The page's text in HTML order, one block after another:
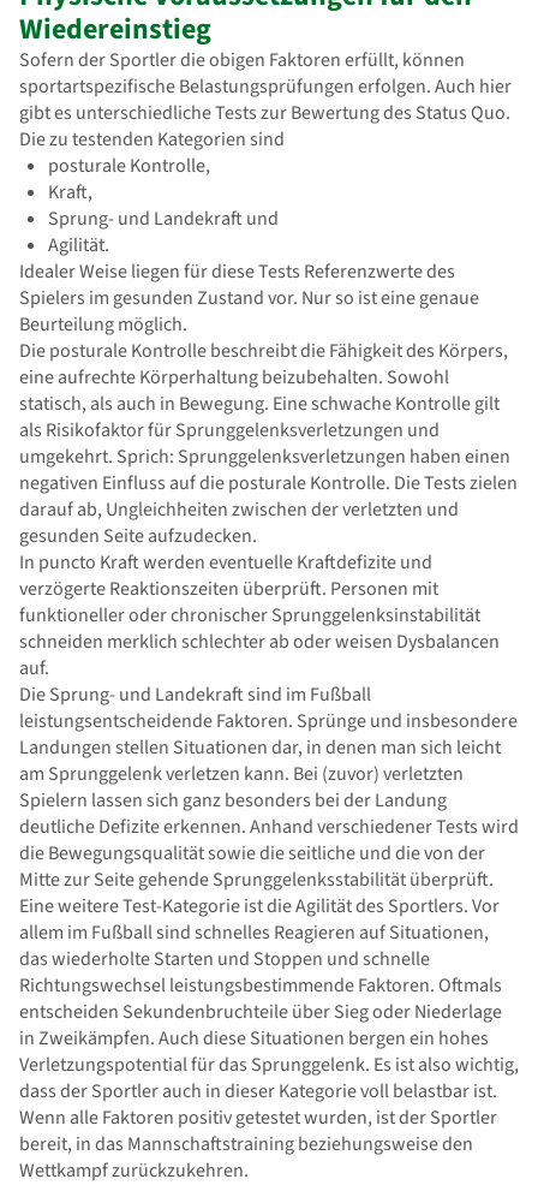
Wiedereinstieg
Sofern der Sportler die obigen Faktoren erfüllt, können
sportartspezifische Belastungsprüfungen erfolgen. Auch hier
gibt es unterschiedliche Tests zur Bewertung des Status Quo.
Die zu testenden Kategorien sind
posturale Kontrolle,
Kraft,
Sprung- und Landekraft und
Agilität.
Idealer Weise liegen für diese Tests Referenzwerte des
Spielers im gesunden Zustand vor. Nur so ist eine genaue
Beurteilung möglich.
Die posturale Kontrolle beschreibt die Fähigkeit des Körpers,
eine aufrechte Körperhaltung beizubehalten. Sowohl
statisch, als auch in Bewegung. Eine schwache Kontrolle gilt
als Risikofaktor für Sprunggelenksverletzungen und
umgekehrt. Sprich: Sprunggelenksverletzungen haben einen
negativen Einfluss auf die posturale Kontrolle. Die Tests zielen
darauf ab, Ungleichheiten zwischen der verletzten und
gesunden Seite aufzudecken.
In puncto Kraft werden eventuelle Kraftdefizite und
verzögerte Reaktionszeiten überprüft. Personen mit
funktioneller oder chronischer Sprunggelenksinstabilität
schneiden merklich schlechter ab oder weisen Dysbalancen
auf.
Die Sprung- und Landekraft sind im Fußball
leistungsentscheidende Faktoren. Sprünge und insbesondere
Landungen stellen Situationen dar, in denen man sich leicht
am Sprunggelenk verletzen kann. Bei (zuvor) verletzten
Spielern lassen sich ganz besonders bei der Landung
deutliche Defizite erkennen. Anhand verschiedener Tests wird
die Bewegungsqualität sowie die seitliche und die von der
Mitte zur Seite gehende Sprunggelenksstabilität überprüft.
Eine weitere Test-Kategorie ist die Agilität des Sportlers. Vor
allem im Fußball sind schnelles Reagieren auf Situationen,
das wiederholte Starten und Stoppen und schnelle
Richtungswechsel leistungsbestimmende Faktoren. Oftmals
entscheiden Sekundenbruchteile über Sieg oder Niederlage
in Zweikämpfen. Auch diese Situationen bergen ein hohes
Verletzungspotential für das Sprunggelenk. Es ist also wichtig,
dass der Sportler auch in dieser Kategorie voll belastbar ist.
Wenn alle Faktoren positiv getestet wurden, ist der Sportler
bereit, in das Mannschaftstraining beziehungsweise den
Wettkampf zurückzukehren.